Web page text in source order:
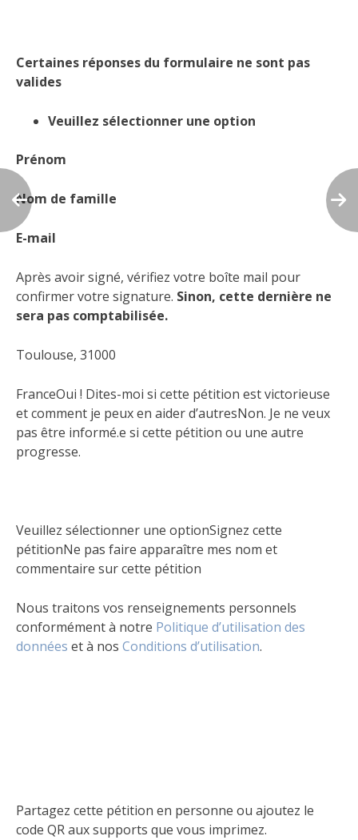
Certaines réponses du formulaire ne sont pas
valides
Veuillez sélectionner une option
Prénom
Nom de famille
E-mail
Après avoir signé, vérifiez votre boîte mail pour
confirmer votre signature. Sinon, cette dernière ne
sera pas comptabilisée.
Toulouse, 31000
FranceOui ! Dites-moi si cette pétition est victorieuse
et comment je peux en aider d’autresNon. Je ne veux
pas être informé.e si cette pétition ou une autre
progresse.
Veuillez sélectionner une optionSignez cette
pétitionNe pas faire apparaître mes nom et
commentaire sur cette pétition
Nous traitons vos renseignements personnels
conformément à notre Politique d’utilisation des
données et à nos Conditions d’utilisation.
Partagez cette pétition en personne ou ajoutez le
code QR aux supports que vous imprimez.